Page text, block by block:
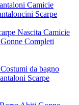
Camicie
Scarpe
Nascita Camicie
Gonne Completi
Costumi da bagno
Scarpe